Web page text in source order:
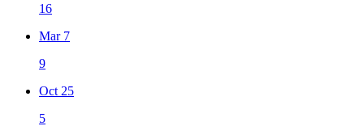
16
Mar 7
9
Oct 25
5